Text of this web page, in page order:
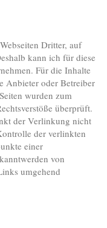
Dritter, auf
kann ich für diese
Für die Inhalte
Anbieter oder Betreiber
wurden zum
überprüft.
der Verlinkung nicht
der verlinkten
einer
von
umgehend